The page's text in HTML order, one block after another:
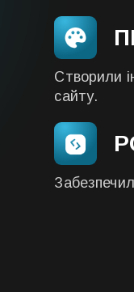
Створили
сайту.